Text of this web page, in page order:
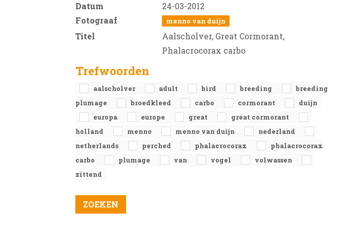
Datum
24-03-2012
Fotograaf
menno van duijn
Titel
Aalscholver, Great Cormorant,
Phalacrocorax carbo
Trefwoorden
aalscholver adult bird breeding
breeding
plumage
broedkleed carbo cormorant
duijn
europa
europe great
great cormorant
holland
menno menno van duijn
nederland
netherlands
perched phalacrocorax
phalacrocorax
carbo
plumage van vogel
volwassen
zittend